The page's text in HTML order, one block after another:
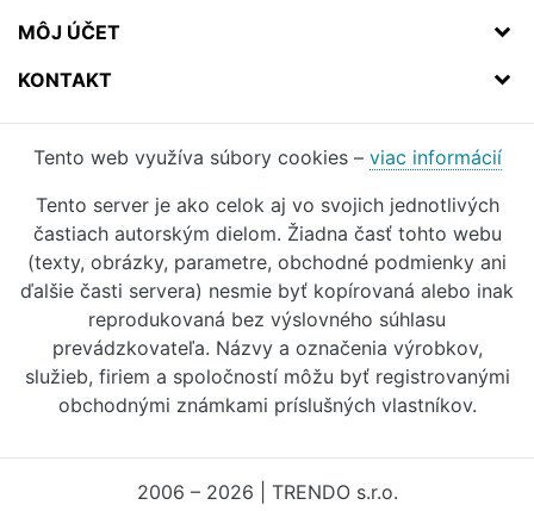
MÔJ ÚČET
KONTAKT
Tento web využíva súbory cookies – viac informácií
Tento server je ako celok aj vo svojich jednotlivých
častiach autorským dielom. Žiadna časť tohto webu
(texty, obrázky, parametre, obchodné podmienky ani
ďalšie časti servera) nesmie byť kopírovaná alebo inak
reprodukovaná bez výslovného súhlasu
prevádzkovateľa. Názvy a označenia výrobkov,
služieb, firiem a spoločností môžu byť registrovanými
obchodnými známkami príslušných vlastníkov.
2006 – 2026 | TRENDO s.r.o.